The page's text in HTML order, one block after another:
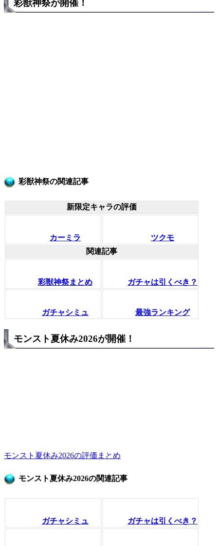
彩獣神祭が開催！
彩獣神祭の関連記事
新限定キャラの評価
カーミラ
ツクモ
関連記事
彩獣神祭まとめ ガチャは引くべき？
ガチャシミュ 最強ランキング
モンスト夏休み2026が開催！
モンスト夏休み2026の評価まとめ
モンスト夏休み2026の関連記事
ガチャシミュ ガチャは引くべき？